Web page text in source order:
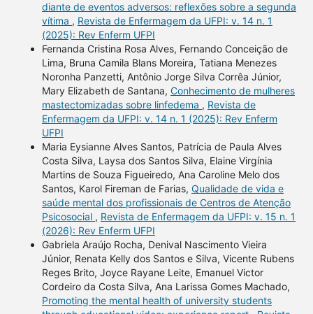
diante de eventos adversos: reflexões sobre a segunda
vítima , Revista de Enfermagem da UFPI: v. 14 n. 1
(2025): Rev Enferm UFPI
Fernanda Cristina Rosa Alves, Fernando Conceição de
Lima, Bruna Camila Blans Moreira, Tatiana Menezes
Noronha Panzetti, Antônio Jorge Silva Corrêa Júnior,
Mary Elizabeth de Santana, Conhecimento de mulheres
mastectomizadas sobre linfedema , Revista de
Enfermagem da UFPI: v. 14 n. 1 (2025): Rev Enferm
UFPI
Maria Eysianne Alves Santos, Patrícia de Paula Alves
Costa Silva, Laysa dos Santos Silva, Elaine Virgínia
Martins de Souza Figueiredo, Ana Caroline Melo dos
Santos, Karol Fireman de Farias, Qualidade de vida e
saúde mental dos profissionais de Centros de Atenção
Psicosocial , Revista de Enfermagem da UFPI: v. 15 n. 1
(2026): Rev Enferm UFPI
Gabriela Araújo Rocha, Denival Nascimento Vieira
Júnior, Renata Kelly dos Santos e Silva, Vicente Rubens
Reges Brito, Joyce Rayane Leite, Emanuel Victor
Cordeiro da Costa Silva, Ana Larissa Gomes Machado,
Promoting the mental health of university students